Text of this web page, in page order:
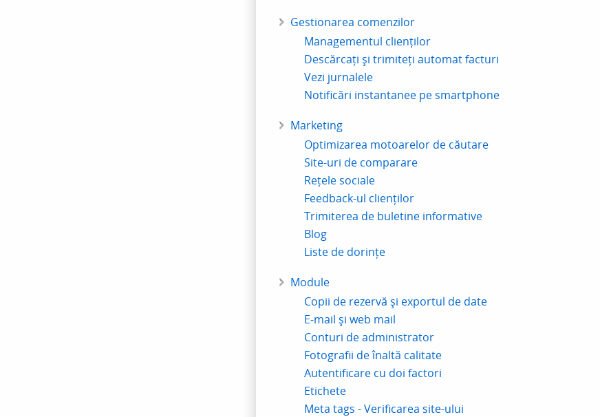
Gestionarea comenzilor
Managementul clienților
Descărcați și trimiteți automat facturi
Vezi jurnalele
Notificări instantanee pe smartphone
Marketing
Optimizarea motoarelor de căutare
Site-uri de comparare
Rețele sociale
Feedback-ul clienților
Trimiterea de buletine informative
Blog
Liste de dorințe
Module
Copii de rezervă și exportul de date
E-mail și web mail
Conturi de administrator
Fotografii de înaltă calitate
Autentificare cu doi factori
Etichete
Meta tags - Verificarea site-ului